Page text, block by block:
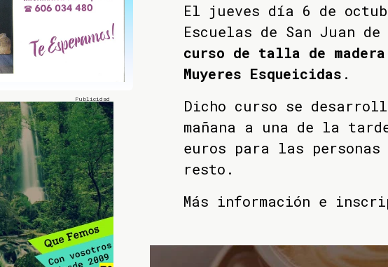
El jueves día 6 de
Escuelas de San Juan
curso de talla de
Muyeres Esqueicidas .
Dicho curso se
mañana a una de la
euros para las
resto.
Más información e